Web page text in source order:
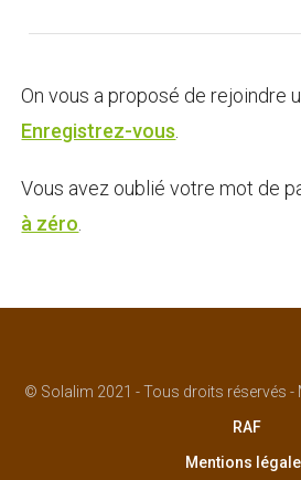
On vous a proposé de rejoindre
Enregistrez-vous
Vous avez oublié votre mot de
à zéro
© Solalim 2021 - Tous droits réservés -
RAF
Mentions